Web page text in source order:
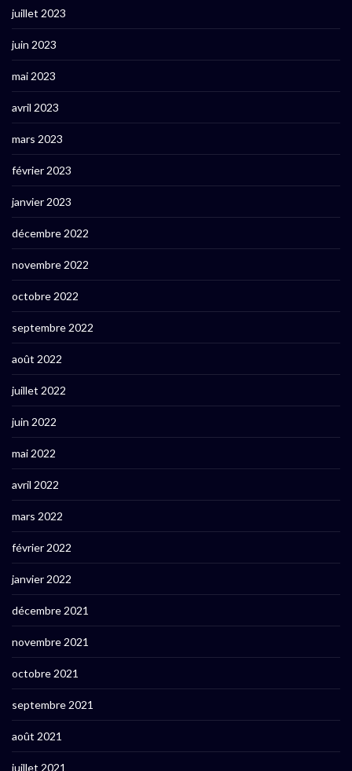
juillet 2023
juin 2023
mai 2023
avril 2023
mars 2023
février 2023
janvier 2023
décembre 2022
novembre 2022
octobre 2022
septembre 2022
août 2022
juillet 2022
juin 2022
mai 2022
avril 2022
mars 2022
février 2022
janvier 2022
décembre 2021
novembre 2021
octobre 2021
septembre 2021
août 2021
juillet 2021